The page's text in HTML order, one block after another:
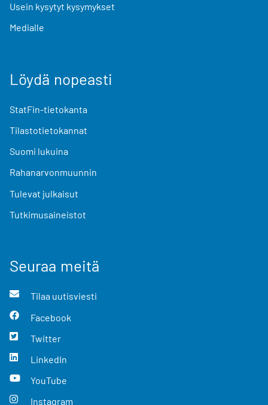
Usein kysytyt kysymykset
Medialle
Löydä nopeasti
StatFin-tietokanta
Tilastotietokannat
Suomi lukuina
Rahanarvonmuunnin
Tulevat julkaisut
Tutkimusaineistot
Seuraa meitä
Tilaa uutisviesti
Facebook
Twitter
LinkedIn
YouTube
Instagram